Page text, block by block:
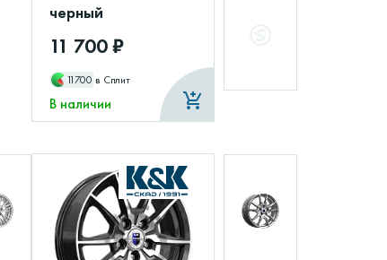
черный
11 700 ₽
11700 в Сплит
В наличии